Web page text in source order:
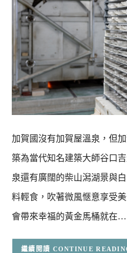
加賀國沒有加賀屋溫泉，但
築為當代知名建築大師谷口
泉還有廣闊的柴山潟湖景與
料輕食，吹著微風愜意享受
會帶來幸福的黃金馬桶就在…
CONTINUE